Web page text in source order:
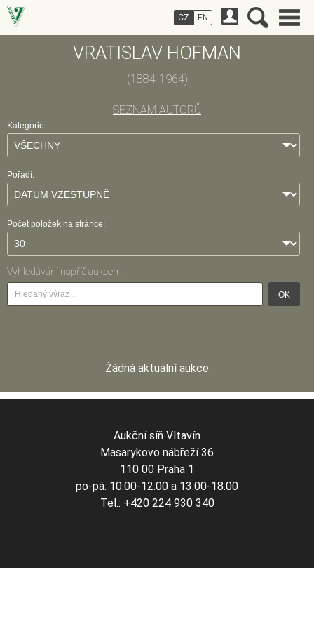
VRATISLAV HOFMAN
(1884-1964)
SEZNAM AUTORŮ
Kategorie:
Pořadí:
Počet položek na stránce:
Vyhledávání napříč aukcemi:
OK
Žádná aktuální aukce
CZ EN
Aukční síň Vltavín
Masarykovo nábřeží 36
110 00 Praha 1
po-pá: 10.00-12.00 a 13.00-18.00
Tel.: +420 224 930 340